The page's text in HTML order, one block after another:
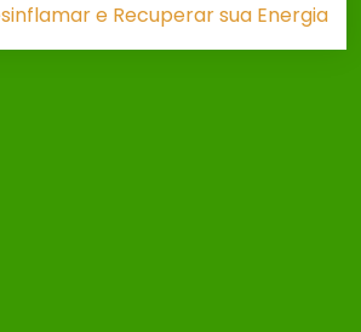
e Recuperar sua Energia